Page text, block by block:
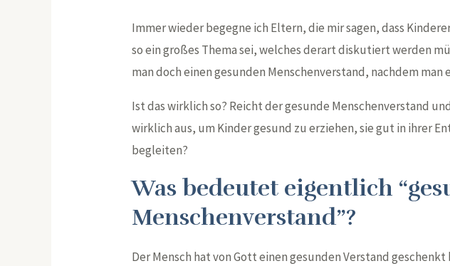
Immer wieder begegne ich Eltern, die mir sagen, dass
so ein großes Thema sei, welches derart diskutiert werden
man doch einen gesunden Menschenverstand, nachdem man
Ist das wirklich so? Reicht der gesunde Menschenverstand
wirklich aus, um Kinder gesund zu erziehen, sie gut in ihrer
begleiten?
Was bedeutet eigentlich
Menschenverstand”?
Der Mensch hat von Gott einen gesunden Verstand geschenkt